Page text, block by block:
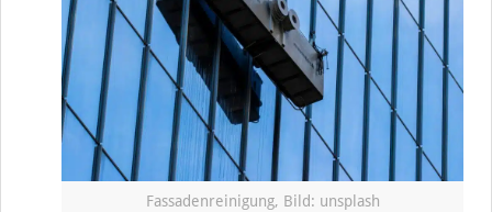
Fassadenreinigung, Bild: unsplash